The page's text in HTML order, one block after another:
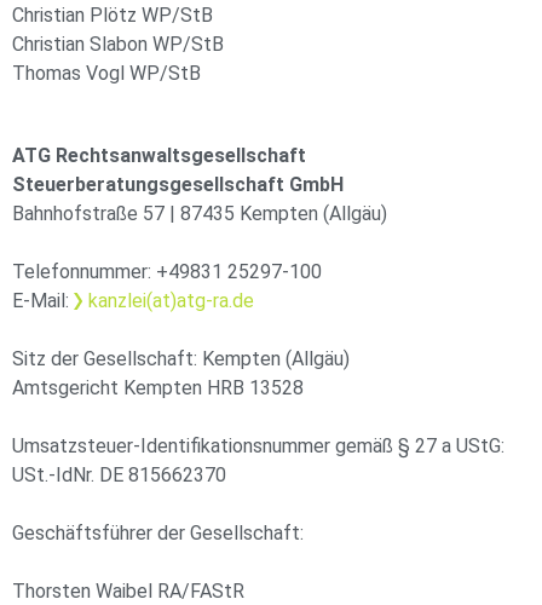
Christian Plötz WP/StB
Christian Slabon WP/StB
Thomas Vogl WP/StB
ATG Rechtsanwaltsgesellschaft
Steuerberatungsgesellschaft GmbH
Bahnhofstraße 57 | 87435 Kempten (Allgäu)
Telefonnummer: +49831 25297-100
E-Mail:
kanzlei(at)atg-ra.de
Sitz der Gesellschaft: Kempten (Allgäu)
Amtsgericht Kempten HRB 13528
Umsatzsteuer-Identifikationsnummer gemäß § 27 a UStG:
USt.-IdNr. DE 815662370
Geschäftsführer der Gesellschaft:
Thorsten Waibel RA/FAStR